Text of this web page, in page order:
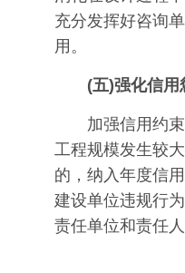
充分发挥好咨询
用。
(五)强化信用
加强信用约
工程规模发生较
的，纳入年度信
建设单位违规行
责任单位和责任